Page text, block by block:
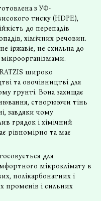
​​з УФ-
тиску (HDPE),
до перепадів
хімічних речовин.
іржавіє, не схильна до
широко
та овочівництві для
грунті. Вона захищає
створюючи тінь
завдяки чому
грядок і хімічний
рівномірно та має
для
мікроклімату в
полікарбонатних і
променів і сильних